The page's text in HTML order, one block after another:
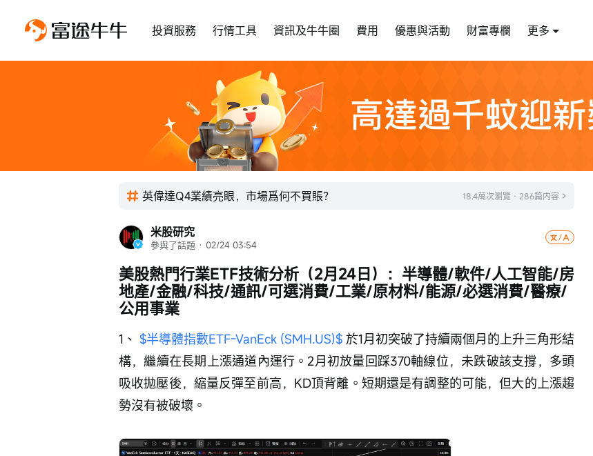
投資服務 行情工具 資訊及牛牛圈 費用 優惠與活動 財富專欄 更多
英偉達Q4業績亮眼，市場爲何不買賬？ 18.4萬次瀏覽 · 286篇内容
米股研究
參與了話題 · 02/24 03:54
美股熱門行業ETF技術分析（2月24日）：半導體/軟件/人工智能/房
地產/金融/科技/通訊/可選消費/工業/原材料/能源/必選消費/醫療/
公用事業
1、 $半導體指數ETF-VanEck (SMH.US)$ 於1月初突破了持續兩個月的上升三角形結
構，繼續在長期上漲通道內運行。2月初放量回踩370軸線位，未跌破該支撐，多頭
吸收拋壓後，縮量反彈至前高，KD頂背離。短期還是有調整的可能，但大的上漲趨
勢沒有被破壞。